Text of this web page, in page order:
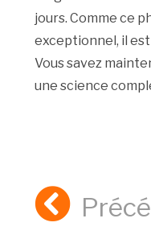
jours. Comme ce
exceptionnel, il est
Vous savez
une science